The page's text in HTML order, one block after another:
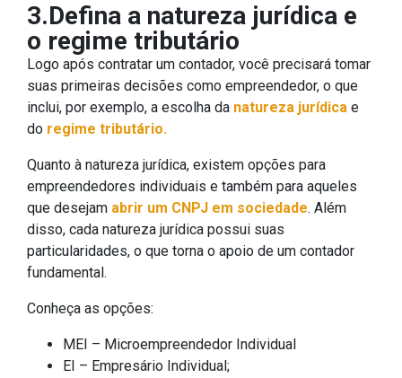
3.Defina a natureza jurídica e
o regime tributário
Logo após contratar um contador, você precisará tomar
suas primeiras decisões como empreendedor, o que
inclui, por exemplo, a escolha da natureza jurídica e
do regime tributário.
Quanto à natureza jurídica, existem opções para
empreendedores individuais e também para aqueles
que desejam abrir um CNPJ em sociedade. Além
disso, cada natureza jurídica possui suas
particularidades, o que torna o apoio de um contador
fundamental.
Conheça as opções:
MEI – Microempreendedor Individual
EI – Empresário Individual;